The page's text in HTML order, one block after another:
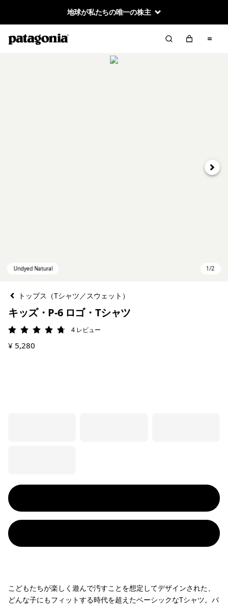
地球が私たちの唯一の株主
次へ
トップス（Tシャツ／スウェット）
キッズ・P-6 ロゴ・Tシャツ
評価: 4.8 / 5
4 レビュー
¥ 5,280
こどもたちが楽しく遊んで汚すことを想定してデザインされた、
どんな子にもフィットする時代を超えたベーシックなTシャツ。パ